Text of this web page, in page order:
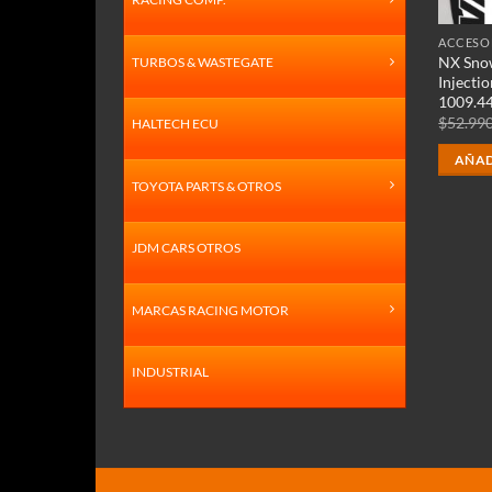
TURBOS & WASTEGATE
HALTECH ECU
TOYOTA PARTS & OTROS
JDM CARS OTROS
MARCAS RACING MOTOR
INDUSTRIAL
NX
$